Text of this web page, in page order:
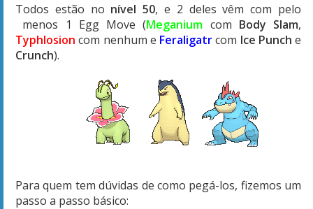
Todos estão no nível 50, e 2 deles vêm com pelo
menos 1 Egg Move (Meganium com Body Slam,
Typhlosion com nenhum e Feraligatrcom Ice Punch e
Crunch).
Para quem tem dúvidas de como pegá-los, fizemos um
passo a passo básico: